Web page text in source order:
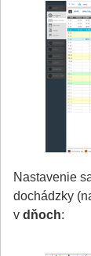
Nastavenie
dochádzky
v dňoch: